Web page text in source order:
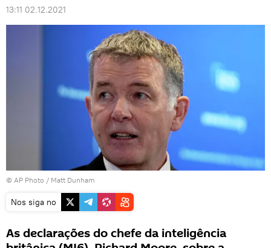
13:11 02.12.2021
© AP Photo / Matt Dunham
Nos siga no
As declarações do chefe da inteligência